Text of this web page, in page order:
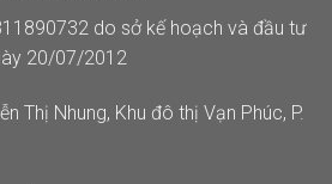
do sở kế hoạch và đầu tư
20/07/2012
Thị Nhung, Khu đô thị Vạn Phúc, P.